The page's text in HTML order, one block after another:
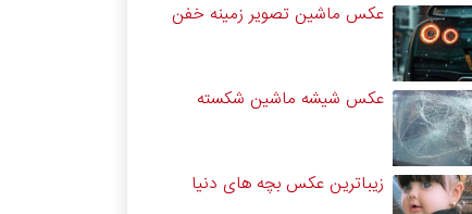
عکس ماشین تصویر زمینه خفن
عکس شیشه ماشین شکسته
زیباترین عکس بچه های دنیا